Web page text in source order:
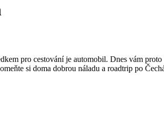
pro cestování je automobil. Dnes vám
si doma dobrou náladu a roadtrip po